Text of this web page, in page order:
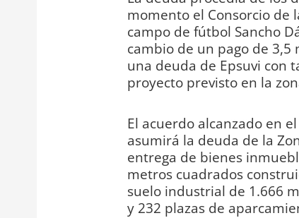
momento el Consorcio de
campo de fútbol Sancho
cambio de un pago de
una deuda de Epsuvi con
proyecto previsto en la
El acuerdo alcanzado en
asumirá la deuda de la
entrega de bienes
metros cuadrados
suelo industrial de 1.666
y 232 plazas de